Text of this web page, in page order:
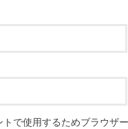
トで使用するためブラウザ